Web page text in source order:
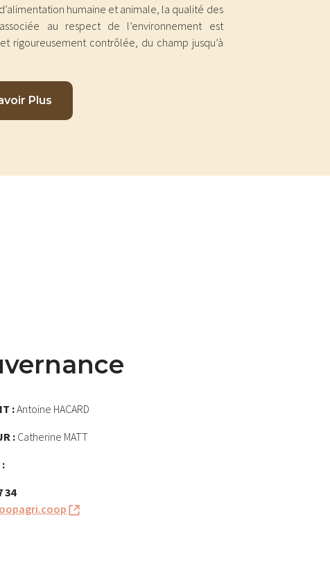
d’alimentation humaine et animale, la qualité des
au respect de l’environnement est
rigoureusement contrôlée, du champ jusqu’à
Plus
:Antoine HACARD
:Catherine MATT
:
34